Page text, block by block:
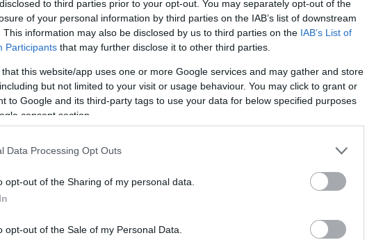
to third parties prior to your opt-out. You may separately opt-out of the
of your personal information by third parties on the IAB’s list of downstream
This information may also be disclosed by us to third parties on the IAB’s List of
Participants that may further disclose it to other third parties.
that this website/app uses one or more Google services and may gather and store
but not limited to your visit or usage behaviour. You may click to grant or
to Google and its third-party tags to use your data for below specified purposes
consent section.
Data Processing Opt Outs
opt-out of the Sharing of my personal data.
opt-out of the Sale of my Personal Data.
ugyanettől a nőtől van a két gyermeke, Lola és
színész Lenny Kravitz exfeleségét, Lisa Bonet-
utána, mert a rossz fiús külső egy
Momoa közel 20 éve van már a pályán, 2003-ban